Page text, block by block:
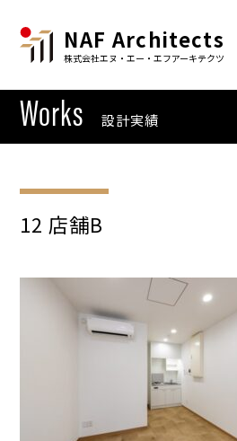
NAF Architects
株式会社エヌ・エー・エフアーキテクツ
Works 設計実績
12 店舗B